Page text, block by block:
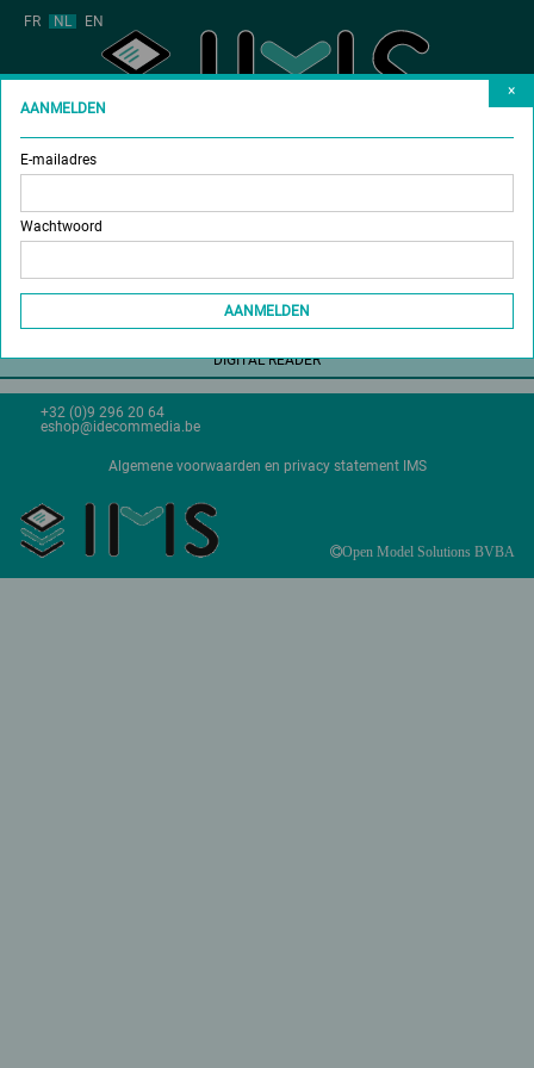
FR NL EN
×
AANMELDEN
E-mailadres
Wachtwoord
AANMELDEN
SHOP
DIGITAL READER
+32 (0)9 296 20 64
eshop@idecommedia.be
Algemene voorwaarden en privacy statement IMS
Open Model Solutions BVBA